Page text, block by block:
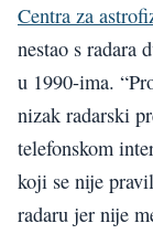
Centra za
nestao s radara
u 1990-ima.
nizak radarski
telefonskom
koji se nije
radaru jer nije